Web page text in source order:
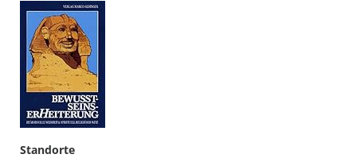
Standorte